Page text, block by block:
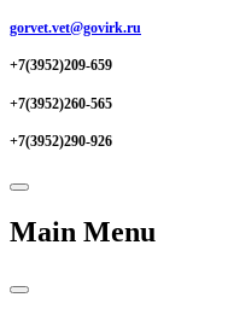
gorvet.vet@govirk.ru
+7(3952)209-659
+7(3952)260-565
+7(3952)290-926
Main Menu